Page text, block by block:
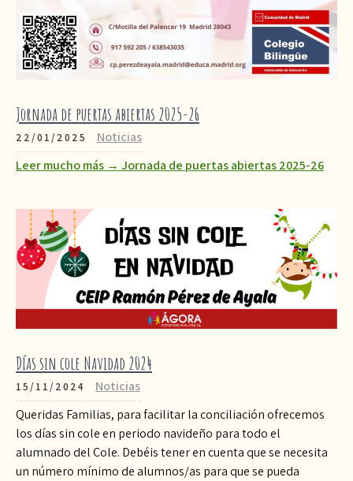
Jornada de puertas abiertas 2025-26
22/01/2025
Noticias
Leer mucho más → Jornada de puertas abiertas 2025-26
Días sin cole Navidad 2024
15/11/2024
Noticias
Queridas Familias, para facilitar la conciliación ofrecemos
los días sin cole en periodo navideño para todo el
alumnado del Cole. Debéis tener en cuenta que se necesita
un número mínimo de alumnos/as para que se pueda